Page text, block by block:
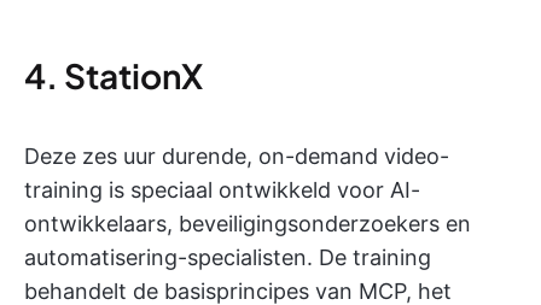
4. StationX
Deze zes uur durende, on-demand video-
training is speciaal ontwikkeld voor AI-
ontwikkelaars, beveiligingsonderzoekers en
automatisering-specialisten. De training
behandelt de basisprincipes van MCP, het